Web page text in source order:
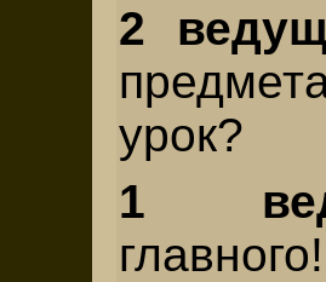
2
урок?
1
главного!